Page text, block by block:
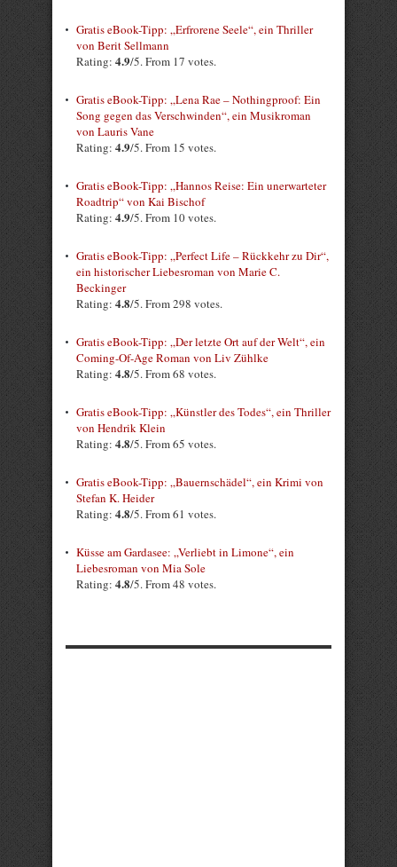
Gratis eBook-Tipp: „Erfrorene Seele“, ein Thriller
von Berit Sellmann
Rating: 4.9/5. From 17 votes.
Gratis eBook-Tipp: „Lena Rae – Nothingproof: Ein
Song gegen das Verschwinden“, ein Musikroman
von Lauris Vane
Rating: 4.9/5. From 15 votes.
Gratis eBook-Tipp: „Hannos Reise: Ein unerwarteter
Roadtrip“ von Kai Bischof
Rating: 4.9/5. From 10 votes.
Gratis eBook-Tipp: „Perfect Life – Rückkehr zu Dir“,
ein historischer Liebesroman von Marie C.
Beckinger
Rating: 4.8/5. From 298 votes.
Gratis eBook-Tipp: „Der letzte Ort auf der Welt“, ein
Coming-Of-Age Roman von Liv Zühlke
Rating: 4.8/5. From 68 votes.
Gratis eBook-Tipp: „Künstler des Todes“, ein Thriller
von Hendrik Klein
Rating: 4.8/5. From 65 votes.
Gratis eBook-Tipp: „Bauernschädel“, ein Krimi von
Stefan K. Heider
Rating: 4.8/5. From 61 votes.
Küsse am Gardasee: „Verliebt in Limone“, ein
Liebesroman von Mia Sole
Rating: 4.8/5. From 48 votes.